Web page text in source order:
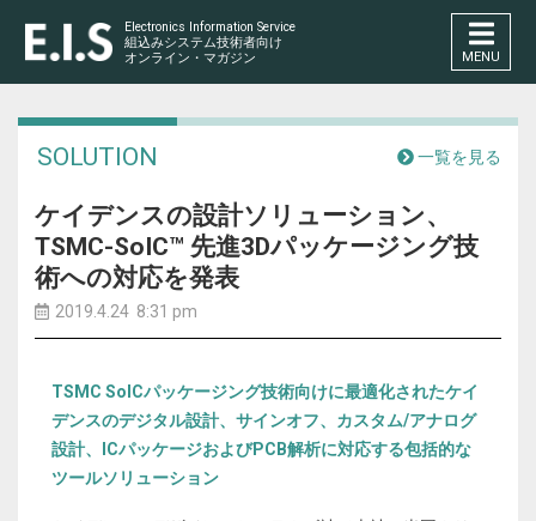
Electronics Information Service
組込みシステム技術者向け
オンライン・マガジン
MENU
SOLUTION 一覧を見る
ケイデンスの設計ソリューション、
TSMC-SoIC™ 先進3Dパッケージング技
術への対応を発表
2019.4.24 8:31 pm
TSMC SoICパッケージング技術向けに最適化されたケイ
デンスのデジタル設計、サインオフ、カスタム/アナログ
設計、ICパッケージおよびPCB解析に対応する包括的な
ツールソリューション